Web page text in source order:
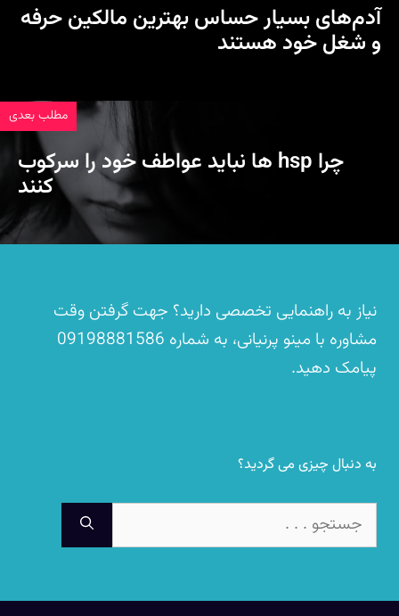
آدم‌های بسیار حساس بهترین مالکین حرفه
و شغل خود هستند
مطلب بعدی
چرا ‏hsp‏ ها نباید عواطف خود را سرکوب
کنند
نیاز به راهنمایی تخصصی دارید؟ جهت گرفتن وقت
مشاوره با مینو پرنیانی، به شماره 09198881586
پیامک دهید.
به دنبال چیزی می گردید؟
جستجوی
برای: